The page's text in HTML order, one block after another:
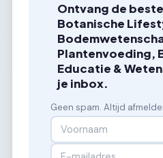
Ontvang de
Botanische
Plantenvoeding,
Educatie &
je inbox.
Geen spam. Altijd